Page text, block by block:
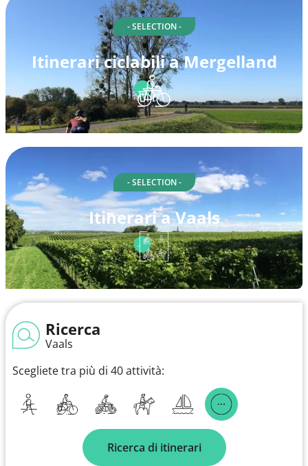
- SELECTION -
Itinerari ciclabili a Mergelland
- SELECTION -
Itinerari a Vaals
Ricerca
Vaals
Scegliete tra più di 40 attività:
Ricerca di itinerari